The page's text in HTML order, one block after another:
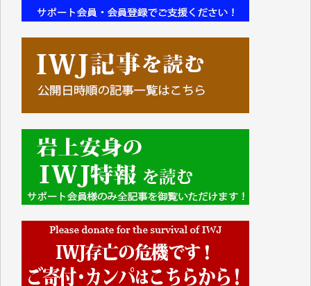
IWJには、ご寄付・カンパをいただいた方々より、た
くさんの応援のメッセージが届いています。感謝を込
めて、その一部をここにご紹介いたします。
■■■■■■